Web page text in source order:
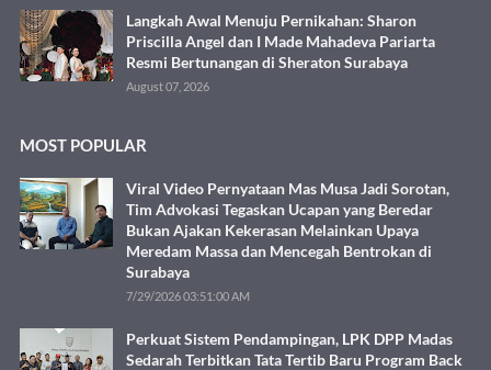
Langkah Awal Menuju Pernikahan: Sharon
Priscilla Angel dan I Made Mahadeva Pariarta
Resmi Bertunangan di Sheraton Surabaya
August 07, 2026
MOST POPULAR
Viral Video Pernyataan Mas Musa Jadi Sorotan,
Tim Advokasi Tegaskan Ucapan yang Beredar
Bukan Ajakan Kekerasan Melainkan Upaya
Meredam Massa dan Mencegah Bentrokan di
Surabaya
7/29/2026 03:51:00 AM
Perkuat Sistem Pendampingan, LPK DPP Madas
Sedarah Terbitkan Tata Tertib Baru Program Back